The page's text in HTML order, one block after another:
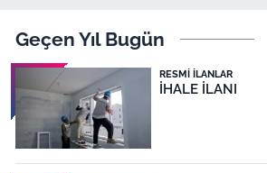
Geçen Yıl Bugün
RESMI İLANLAR
İHALE İLANI